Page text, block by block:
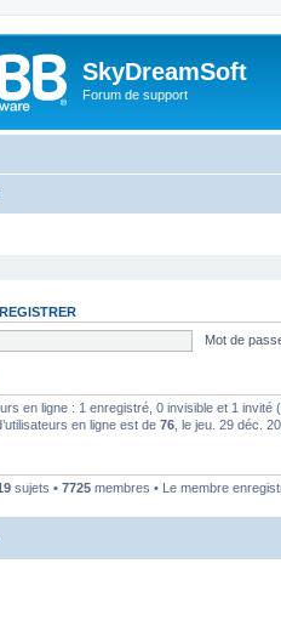
SkyDreamSoft
Forum de support
Mot de
en ligne : 1 enregistré, 0 invisible et 1 invité
en ligne est de 76 , le jeu. 29 déc.
sujets • 7725 membres • Le membre